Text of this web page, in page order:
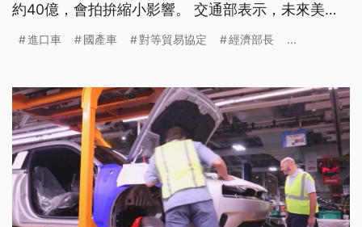
約40億，會拍拚縮小影響。 交通部表示，未來美國
口車敢會落價咧？賓士表示，有5種車型拍算調降；
台語文）
進口車 國產車 對等貿易協定 經濟部長 ...